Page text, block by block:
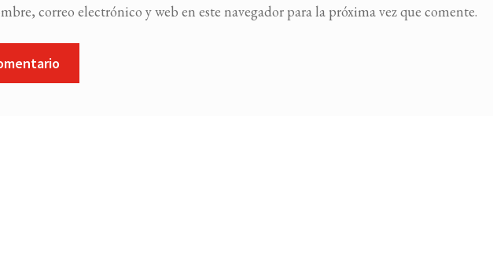
correo electrónico y web en este navegador para la próxima vez que comente.